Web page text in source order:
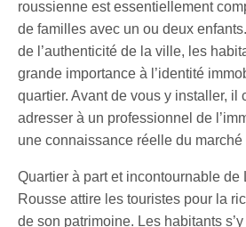
roussienne est essentiellement
de familles avec un ou deux
de l’authenticité de la ville, les
grande importance à l’identité
quartier. Avant de vous y installer, il
adresser à un professionnel de
une connaissance réelle du marché
Quartier à part et incontournable de
Rousse attire les touristes pour la
de son patrimoine. Les habitants